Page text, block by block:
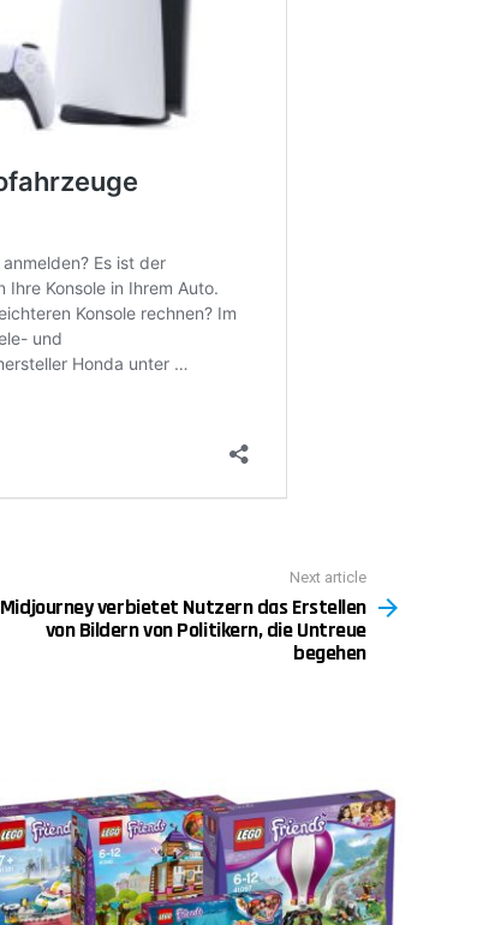
Next article
Midjourney verbietet Nutzern das Erstellen
von Bildern von Politikern, die Untreue
begehen